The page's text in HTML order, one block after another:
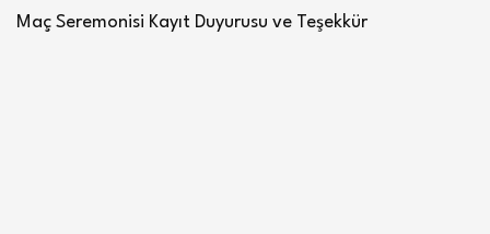
Maç Seremonisi Kayıt Duyurusu ve Teşekkür